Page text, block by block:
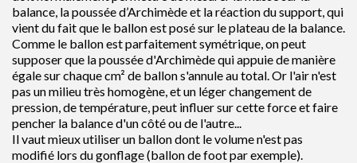
balance, la poussée d’Archimède et la réaction du support, qui
vient du fait que le ballon est posé sur le plateau de la balance.
Comme le ballon est parfaitement symétrique, on peut
supposer que la poussée d'Archimède qui appuie de manière
égale sur chaque cm² de ballon s'annule au total. Or l'air n'est
pas un milieu très homogène, et un léger changement de
pression, de température, peut influer sur cette force et faire
pencher la balance d'un côté ou de l'autre...
Il vaut mieux utiliser un ballon dont le volume n'est pas
modifié lors du gonflage (ballon de foot par exemple).